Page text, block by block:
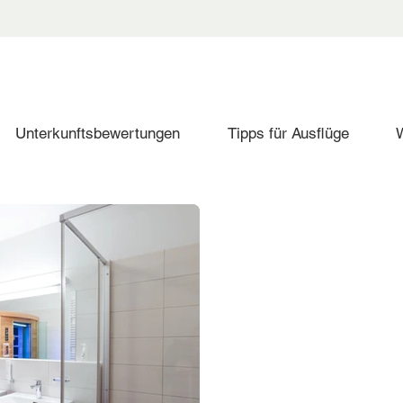
Unterkunftsbewertungen Tipps für Ausflüge